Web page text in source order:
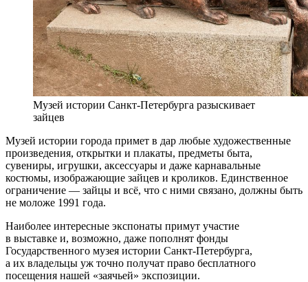
Музей истории Санкт-Петербурга разыскивает
зайцев
Музей истории города примет в дар любые художественные
произведения, открытки и плакаты, предметы быта,
сувениры, игрушки, аксессуары и даже карнавальные
костюмы, изображающие зайцев и кроликов. Единственное
ограничение — зайцы и всё, что с ними связано, должны быть
не моложе 1991 года.
Наиболее интересные экспонаты примут участие
в выставке и, возможно, даже пополнят фонды
Государственного музея истории Санкт-Петербурга,
а их владельцы уж точно получат право бесплатного
посещения нашей «заячьей» экспозиции.